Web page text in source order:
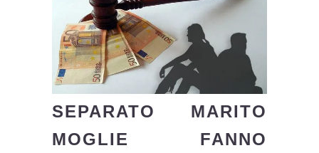
SEPARATO MARITO
MOGLIE FANNO